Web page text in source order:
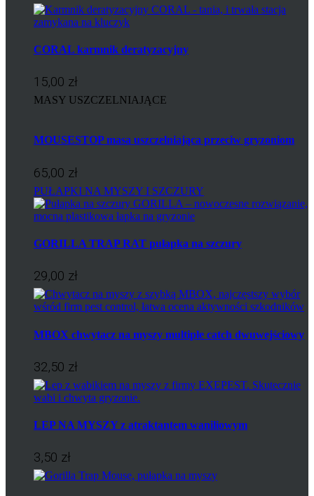
CORAL karmnik deratyzacyjny
15,00 zł
MASY USZCZELNIAJĄCE
MOUSESTOP masa uszczelniająca przeciw gryzoniom
65,00 zł
PUŁAPKI NA MYSZY I SZCZURY
GORILLA TRAP RAT pułapka na szczury
29,00 zł
MBOX chwytacz na myszy multiple catch dwuwejściowy
32,50 zł
LEP NA MYSZY z atraktantem waniliowym
3,50 zł